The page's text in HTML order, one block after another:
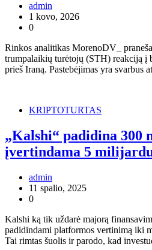
admin
1 kovo, 2026
0
Rinkos analitikas MorenoDV_
trumpalaikių turėtojų (STH) reakciją į
prieš Iraną. Pastebėjimas yra
KRIPTOTURTAS
„Kalshi“ padidina 300
įvertindama 5
admin
11 spalio, 2025
0
Kalshi ką tik uždarė majorą
padidindami platformos vertinimą iki
Tai rimtas šuolis ir parodo, kad